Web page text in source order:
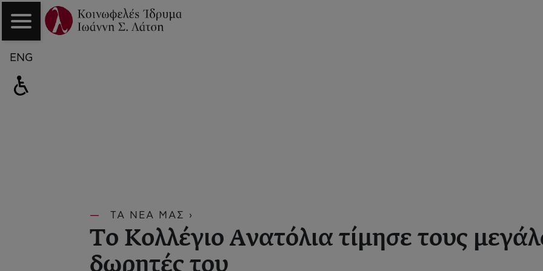
ENG
ΤΑ ΝΕΑ ΜΑΣ ›
Το Κολλέγιο Ανατόλια τίμησε τους
δωρητές του